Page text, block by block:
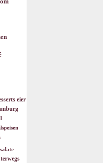
eier
salate